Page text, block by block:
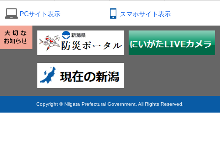
PCサイト表示 スマホサイト表示
Copyright © Niigata Prefectural Government. All Rights Reserved.